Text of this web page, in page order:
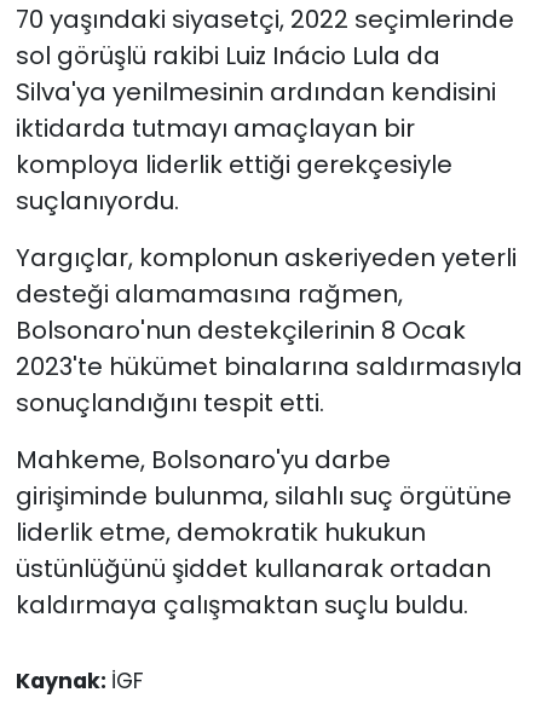
70 yaşındaki siyasetçi, 2022 seçimlerinde
sol görüşlü rakibi Luiz Inácio Lula da
Silva'ya yenilmesinin ardından kendisini
iktidarda tutmayı amaçlayan bir
komploya liderlik ettiği gerekçesiyle
suçlanıyordu.
Yargıçlar, komplonun askeriyeden yeterli
desteği alamamasına rağmen,
Bolsonaro'nun destekçilerinin 8 Ocak
2023'te hükümet binalarına saldırmasıyla
sonuçlandığını tespit etti.
Mahkeme, Bolsonaro'yu darbe
girişiminde bulunma, silahlı suç örgütüne
liderlik etme, demokratik hukukun
üstünlüğünü şiddet kullanarak ortadan
kaldırmaya çalışmaktan suçlu buldu.
Kaynak: İGF